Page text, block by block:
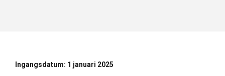
Ingangsdatum: 1 januari 2025